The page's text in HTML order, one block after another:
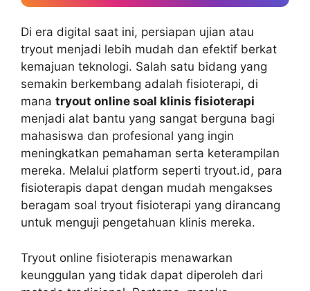
Di era digital saat ini, persiapan ujian atau
tryout menjadi lebih mudah dan efektif berkat
kemajuan teknologi. Salah satu bidang yang
semakin berkembang adalah fisioterapi, di
mana tryout online soal klinis fisioterapi
menjadi alat bantu yang sangat berguna bagi
mahasiswa dan profesional yang ingin
meningkatkan pemahaman serta keterampilan
mereka. Melalui platform seperti tryout.id, para
fisioterapis dapat dengan mudah mengakses
beragam soal tryout fisioterapi yang dirancang
untuk menguji pengetahuan klinis mereka.
Tryout online fisioterapis menawarkan
keunggulan yang tidak dapat diperoleh dari